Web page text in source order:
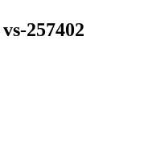
257402